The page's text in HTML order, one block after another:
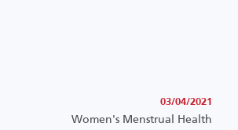
03/04/2021
Women's Menstrual Health